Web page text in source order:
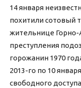
14 января
похитили сотовый
жительнице
преступления
горожанин 1970
2013-го по 10
свободного